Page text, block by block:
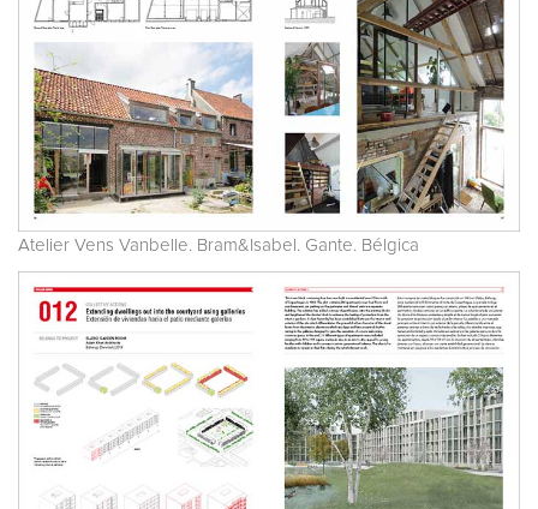
Atelier Vens Vanbelle. Bram&Isabel. Gante. Bélgica